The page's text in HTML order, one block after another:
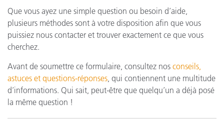
Que vous ayez une simple question ou besoin d’aide,
plusieurs méthodes sont à votre disposition afin que vous
puissiez nous contacter et trouver exactement ce que vous
cherchez.
Avant de soumettre ce formulaire, consultez nos conseils,
astuces et questions-réponses, qui contiennent une multitude
d’informations. Qui sait, peut-être que quelqu’un a déjà posé
la même question !